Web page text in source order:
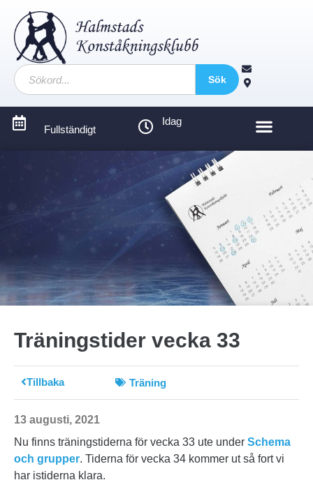
Sök
Fullständigt
Idag
Träningstider vecka 33
Tillbaka Träning
13 augusti, 2021
Nu finns träningstiderna för vecka 33 ute under Schema
och grupper. Tiderna för vecka 34 kommer ut så fort vi
har istiderna klara.